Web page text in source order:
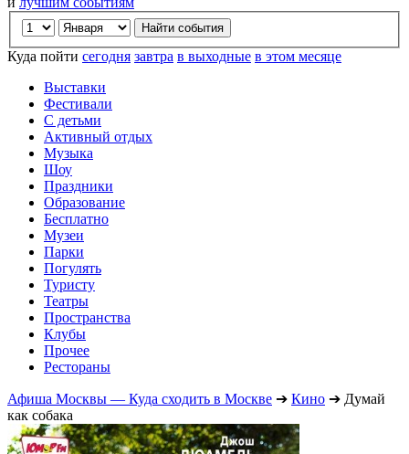
Куда пойти сегодня завтра в выходные в этом месяце
Выставки
Фестивали
С детьми
Активный отдых
Музыка
Шоу
Праздники
Образование
Бесплатно
Музеи
Парки
Погулять
Туристу
Театры
Пространства
Клубы
Прочее
Рестораны
Афиша Москвы — Куда сходить в Москве ➔ Кино ➔ Думай
как собака